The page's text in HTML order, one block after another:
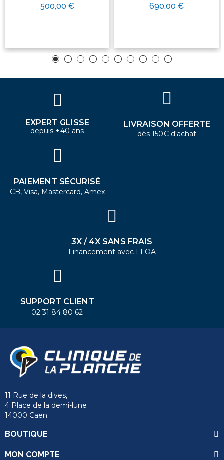
500,00 € 690,00 €
EXPERT GLISSE
depuis +40 ans
LIVRAISON OFFERTE
dès 150€ d'achat
PAIEMENT SÉCURISÉ
CB, Visa, Mastercard, Amex
3X / 4X SANS FRAIS
Financement avec FLOA
SUPPORT CLIENT
02 31 84 80 62
11 Rue de la dives,
4 Place de la demi-lune
14000 Caen
BOUTIQUE
MON COMPTE